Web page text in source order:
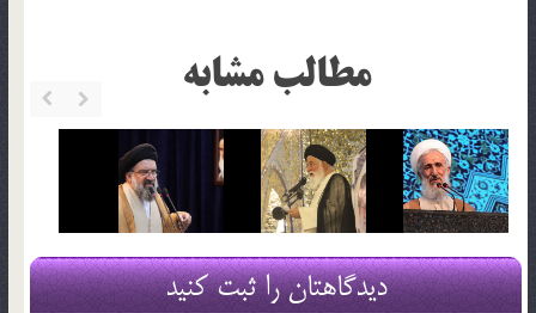
مطالب مشابه
دیدگاهتان را ثبت کنید